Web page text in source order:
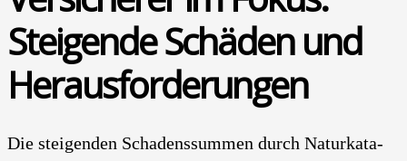
Stei­gen­de Schä­den und
Her­aus­for­de­run­gen
Die stei­gen­den Scha­dens­sum­men durch Natur­ka­ta­